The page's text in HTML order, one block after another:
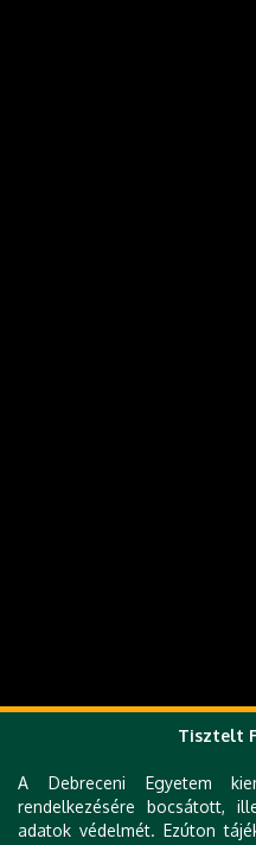
Tisztelt
A Debreceni Egyetem
rendelkezésére bocsátott,
adatok védelmét. Ezúton